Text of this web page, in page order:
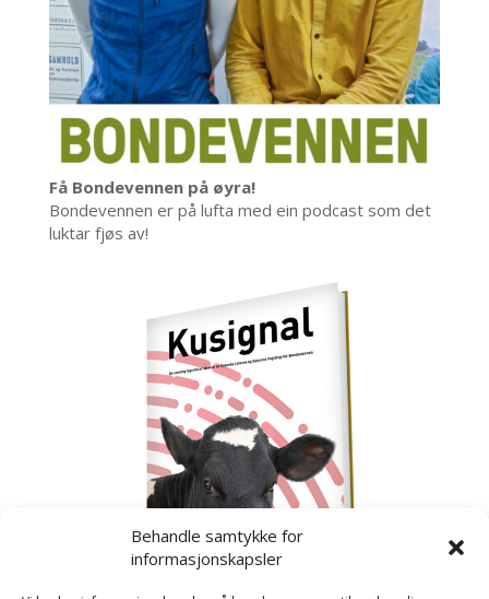
Behandle samtykke for
informasjonskapsler
Få Bondevennen på øyra!
Bondevennen er på lufta med ein podcast som det
luktar fjøs av!